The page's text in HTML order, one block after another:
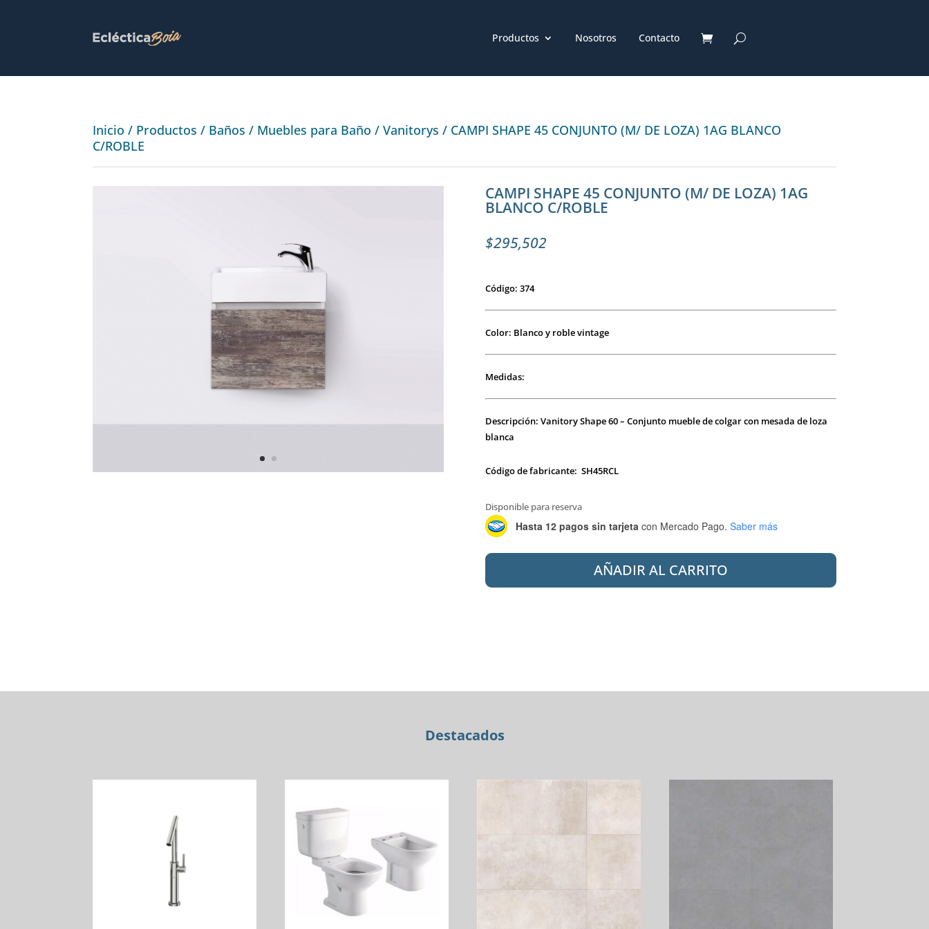
Productos Nosotros Contacto
Inicio / Productos / Baños / Muebles para Baño /Vanitorys / CAMPI SHAPE 45 CONJUNTO (M/ DE LOZA) 1AG BLANCO
C/ROBLE
CAMPI SHAPE 45 CONJUNTO (M/ DE LOZA) 1AG
BLANCO C/ROBLE
$295,502
Código: 374
Color: Blanco y roble vintage
Medidas:
Descripción: Vanitory Shape 60 – Conjunto mueble de colgar con mesada de loza
blanca
Código de fabricante: SH45RCL
Disponible para reserva
Hasta 12 pagos sin tarjeta con Mercado Pago. Saber más
CAMPI
45
AÑADIR AL CARRITO
Destacados